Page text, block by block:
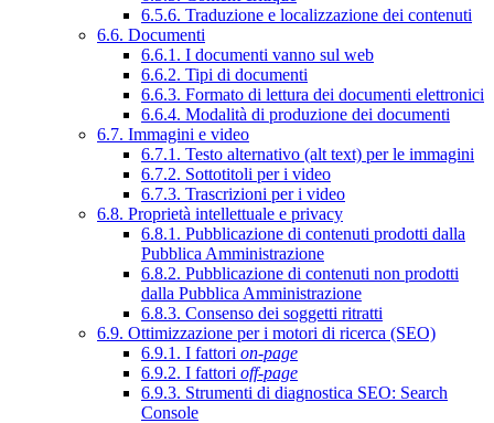
6.5.6. Traduzione e localizzazione dei contenuti
6.6. Documenti
6.6.1. I documenti vanno sul web
6.6.2. Tipi di documenti
6.6.3. Formato di lettura dei documenti elettronici
6.6.4. Modalità di produzione dei documenti
6.7. Immagini e video
6.7.1. Testo alternativo (alt text) per le immagini
6.7.2. Sottotitoli per i video
6.7.3. Trascrizioni per i video
6.8. Proprietà intellettuale e privacy
6.8.1. Pubblicazione di contenuti prodotti dalla
Pubblica Amministrazione
6.8.2. Pubblicazione di contenuti non prodotti
dalla Pubblica Amministrazione
6.8.3. Consenso dei soggetti ritratti
6.9. Ottimizzazione per i motori di ricerca (SEO)
6.9.1. I fattori on-page
6.9.2. I fattori off-page
6.9.3. Strumenti di diagnostica SEO: Search
Console